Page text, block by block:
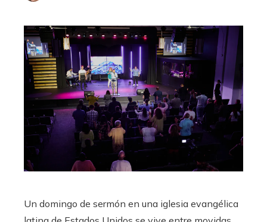
Un domingo de sermón en una iglesia evangélica